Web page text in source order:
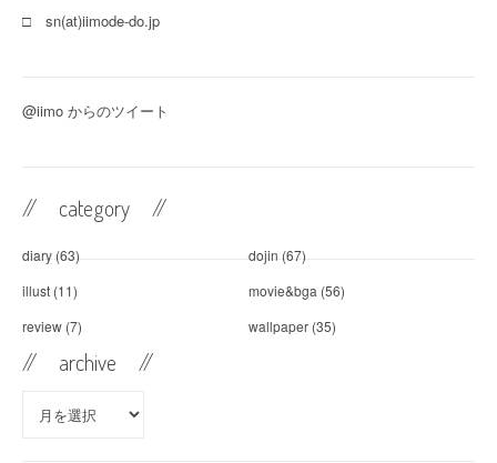
□ sn(at)iimode-do.jp
@iimo からのツイート
// category //
diary (63) dojin (67)
illust (11) movie&bga (56)
review (7) wallpaper (35)
// archive //
archive //